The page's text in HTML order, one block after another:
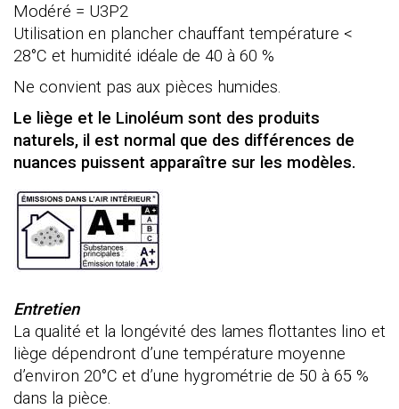
Modéré = U3P2
Utilisation en plancher chauffant température <
28°C et humidité idéale de 40 à 60 %
Ne convient pas aux pièces humides.
Le liège et le Linoléum sont des produits
naturels, il est normal que des différences de
nuances puissent apparaître sur les modèles.
Entretien
La qualité et la longévité des lames flottantes lino et
liège dépendront d’une température moyenne
d’environ 20°C et d’une hygrométrie de 50 à 65 %
dans la pièce.